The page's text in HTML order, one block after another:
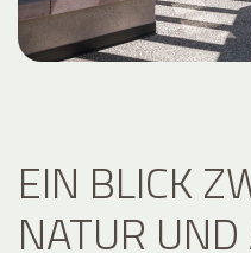
EIN BLICK
NATUR